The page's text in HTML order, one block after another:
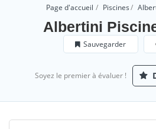
Page d'accueil Piscines
Albertini
Sauvegarder
Soyez le premier à évaluer !